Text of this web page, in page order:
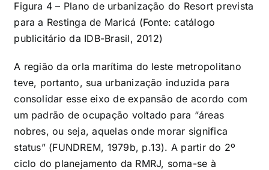
Figura 4 – Plano de urbanização do Resort prevista
para a Restinga de Maricá (Fonte: catálogo
publicitário da IDB-Brasil, 2012)
A região da orla marítima do leste metropolitano
teve, portanto, sua urbanização induzida para
consolidar esse eixo de expansão de acordo com
um padrão de ocupação voltado para “áreas
nobres, ou seja, aquelas onde morar significa
status” (FUNDREM, 1979b, p.13). A partir do 2º
ciclo do planejamento da RMRJ, soma-se à